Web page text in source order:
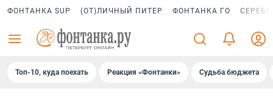
ФОНТАНКА SUP (ОТ)ЛИЧНЫЙ ПИТЕР ФОНТАНКА ГО
Топ-10, куда поехать Реакция «Фонтанки» Судьба бюджета